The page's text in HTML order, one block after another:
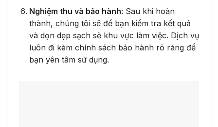
Nghiệm thu và bảo hành: Sau khi hoàn
thành, chúng tôi sẽ để bạn kiểm tra kết quả
và dọn dẹp sạch sẽ khu vực làm việc. Dịch vụ
luôn đi kèm chính sách bảo hành rõ ràng để
bạn yên tâm sử dụng.